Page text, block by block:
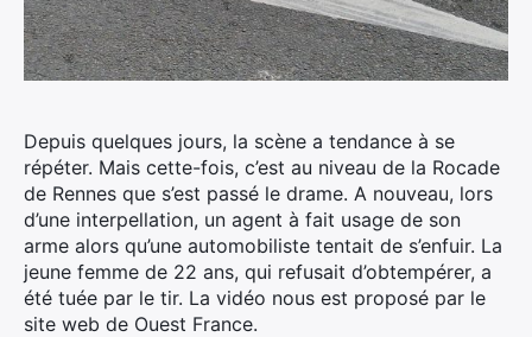
Depuis quelques jours, la scène a tendance à se
répéter. Mais cette-fois, c’est au niveau de la Rocade
de Rennes que s’est passé le drame. A nouveau, lors
d’une interpellation, un agent à fait usage de son
arme alors qu’une automobiliste tentait de s’enfuir. La
jeune femme de 22 ans, qui refusait d’obtempérer, a
été tuée par le tir. La vidéo nous est proposé par le
site web de Ouest France.